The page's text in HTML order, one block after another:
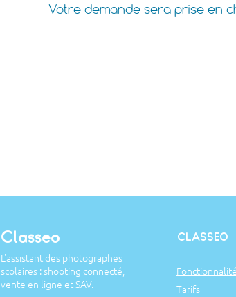
Votre demande sera prise en
Classeo
L'assistant des photographes
scolaires : shooting connecté,
vente en ligne et SAV.
CLASSEO
Tarifs